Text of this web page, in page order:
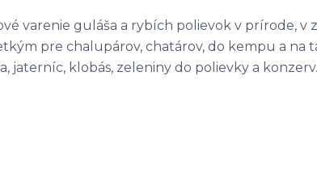
varenie guláša a rybích polievok v prírode, v
pre chalupárov, chatárov, do kempu a na
jaterníc, klobás, zeleniny do polievky a konzerv.